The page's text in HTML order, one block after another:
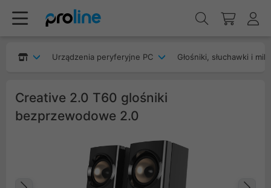
Urządzenia peryferyjne PC Głośniki, słuchawki i
Creative 2.0 T60 glośniki
bezprzewodowe 2.0